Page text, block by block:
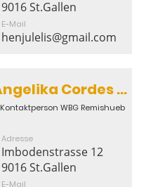
9016 St.Gallen
E-Mail
henjulelis@gmail.com
Angelika Cordes Weibel
Kontaktperson WBG Remishueb
Adresse
Imbodenstrasse 12
9016 St.Gallen
E-Mail